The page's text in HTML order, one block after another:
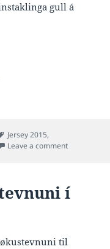
gull á
Tags
Jersey 2015,
Leave a commenton Listin
í
til